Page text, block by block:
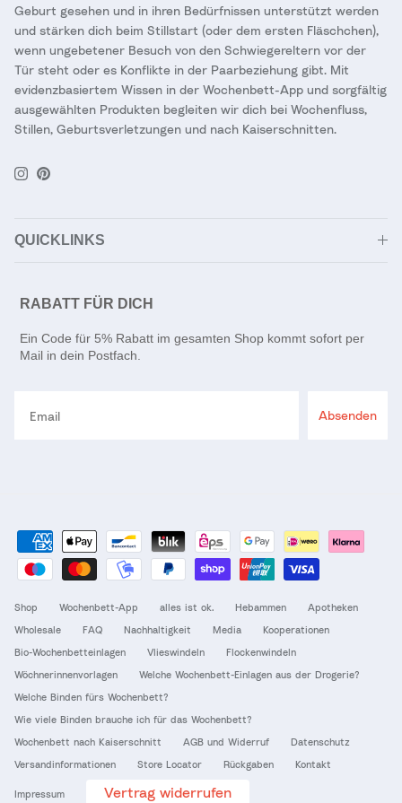
Geburt gesehen und in ihren Bedürfnissen unterstützt werden
und stärken dich beim Stillstart (oder dem ersten Fläschchen),
wenn ungebetener Besuch von den Schwiegereltern vor der
Tür steht oder es Konflikte in der Paarbeziehung gibt. Mit
evidenzbasiertem Wissen in der Wochenbett-App und sorgfältig
ausgewählten Produkten begleiten wir dich bei Wochenfluss,
Stillen, Geburtsverletzungen und nach Kaiserschnitten.
Instagram
Pinterest
QUICKLINKS
RABATT FÜR DICH
Ein Code für 5% Rabatt im gesamten Shop kommt sofort per
Mail in dein Postfach.
Absenden
Shop Wochenbett-App alles ist ok. Hebammen
Apotheken
Wholesale
FAQ Nachhaltigkeit Media
Kooperationen
Bio-Wochenbetteinlagen
Vlieswindeln
Flockenwindeln
Wöchnerinnenvorlagen
Welche Wochenbett-Einlagen aus der Drogerie?
Welche Binden fürs Wochenbett?
Wie viele Binden brauche ich für das Wochenbett?
Wochenbett nach Kaiserschnitt
AGB und Widerruf
Datenschutz
Versandinformationen
Store Locator Rückgaben Kontakt
Impressum Vertrag widerrufen